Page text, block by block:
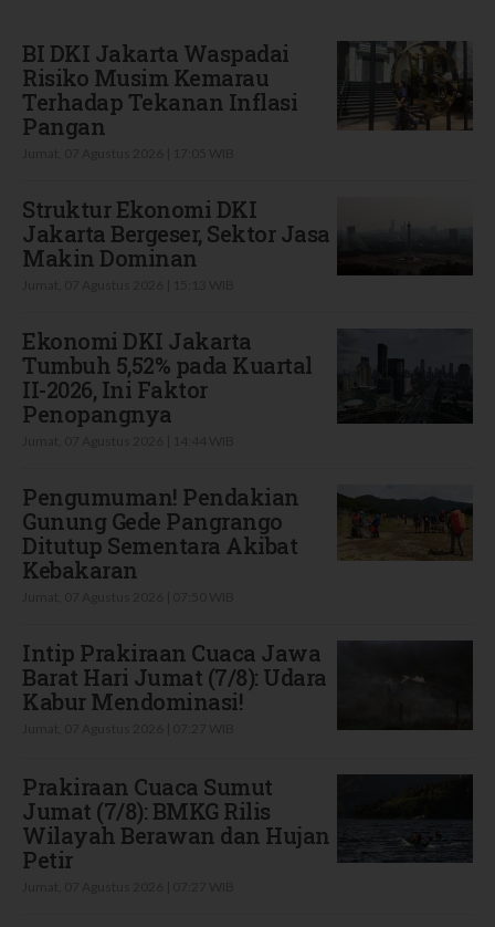
BI DKI Jakarta Waspadai
Risiko Musim Kemarau
Terhadap Tekanan Inflasi
Pangan
Struktur Ekonomi DKI
Jakarta Bergeser, Sektor Jasa
Makin Dominan
Ekonomi DKI Jakarta
Tumbuh 5,52% pada Kuartal
II-2026, Ini Faktor
Penopangnya
Pengumuman! Pendakian
Gunung Gede Pangrango
Ditutup Sementara Akibat
Kebakaran
Intip Prakiraan Cuaca Jawa
Barat Hari Jumat (7/8): Udara
Kabur Mendominasi!
Prakiraan Cuaca Sumut
Jumat (7/8): BMKG Rilis
Wilayah Berawan dan Hujan
Petir